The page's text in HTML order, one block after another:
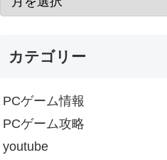
カテゴリー
PCゲーム情報
PCゲーム攻略
youtube